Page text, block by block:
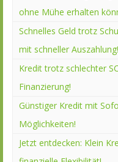
ohne Mühe erhalten
Schnelles Geld trotz
mit schneller Auszahlung!
Kredit trotz schlechter
Finanzierung!
Günstiger Kredit mit
Möglichkeiten!
Jetzt entdecken: Klein